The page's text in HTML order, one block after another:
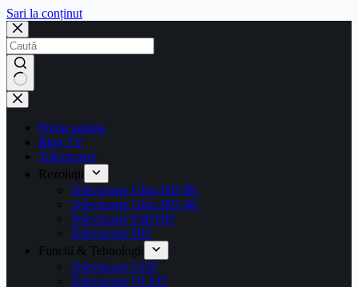
Sari la conținut
Prima pagină
Blog TV
Televizoare
Rezoluţii
Televizoare Ultra HD 8K
Televizoare Ultra HD 4K
Televizoare Full HD
Televizoare HD
Functii & Tehnologii
Televizoare LED
Televizoare OLED